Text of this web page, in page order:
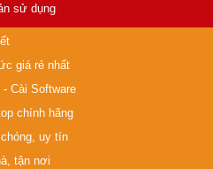
sử dụng
giá rẻ nhất
Cài Software
chính hãng
uy tín
tận nơi